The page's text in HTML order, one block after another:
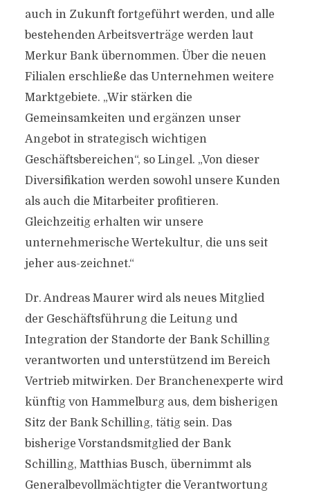
auch in Zukunft fortgeführt werden, und alle
bestehenden Arbeitsverträge werden laut
Merkur Bank übernommen. Über die neuen
Filialen erschließe das Unternehmen weitere
Marktgebiete. „Wir stärken die
Gemeinsamkeiten und ergänzen unser
Angebot in strategisch wichtigen
Geschäftsbereichen“, so Lingel. „Von dieser
Diversifikation werden sowohl unsere Kunden
als auch die Mitarbeiter profitieren.
Gleichzeitig erhalten wir unsere
unternehmerische Wertekultur, die uns seit
jeher aus-zeichnet.“
Dr. Andreas Maurer wird als neues Mitglied
der Geschäftsführung die Leitung und
Integration der Standorte der Bank Schilling
verantworten und unterstützend im Bereich
Vertrieb mitwirken. Der Branchenexperte wird
künftig von Hammelburg aus, dem bisherigen
Sitz der Bank Schilling, tätig sein. Das
bisherige Vorstandsmitglied der Bank
Schilling, Matthias Busch, übernimmt als
Generalbevollmächtigter die Verantwortung